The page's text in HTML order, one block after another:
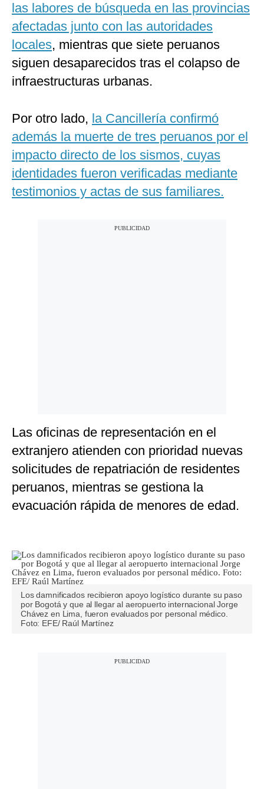
las labores de búsqueda en las provincias
afectadas junto con las autoridades
locales, mientras que siete peruanos
siguen desaparecidos tras el colapso de
infraestructuras urbanas.
Por otro lado, la Cancillería confirmó
además la muerte de tres peruanos por el
impacto directo de los sismos, cuyas
identidades fueron verificadas mediante
testimonios y actas de sus familiares.
Las oficinas de representación en el
extranjero atienden con prioridad nuevas
solicitudes de repatriación de residentes
peruanos, mientras se gestiona la
evacuación rápida de menores de edad.
Los damnificados recibieron apoyo logístico durante su paso
por Bogotá y que al llegar al aeropuerto internacional Jorge
Chávez en Lima, fueron evaluados por personal médico.
Foto: EFE/ Raúl Martínez